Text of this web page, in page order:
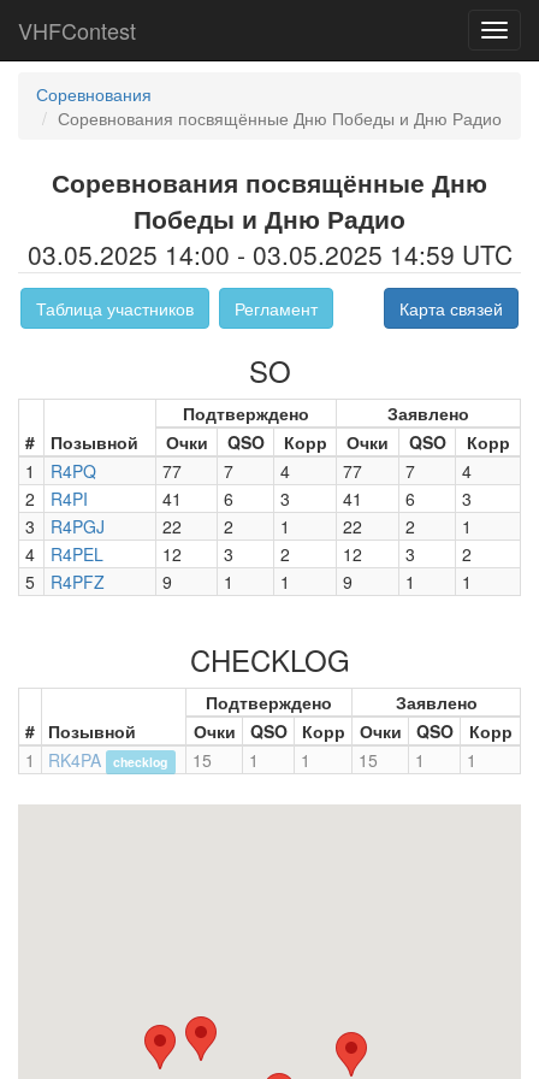
VHFContest
Соревнования
Соревнования посвящённые Дню Победы и Дню Радио
Соревнования посвящённые Дню
Победы и Дню Радио
03.05.2025 14:00 - 03.05.2025 14:59 UTC
Таблица участников Регламент Карта связей
SO
# Позывной
Подтверждено
Заявлено
Очки
QSO Корр Очки QSO
Корр
1
R4PQ 77 7 4 77 7
4
2
R4PI 41 6 3 41 6
3
3
R4PGJ 22 2 1 22 2
1
4
R4PEL 12 3 2 12 3
2
5
R4PFZ 9 1 1 9 1 1
CHECKLOG
# Позывной
Подтверждено
Заявлено
Очки
QSO Корр Очки QSO
Корр
1
RK4PA checklog 15 1 1 15 1 1